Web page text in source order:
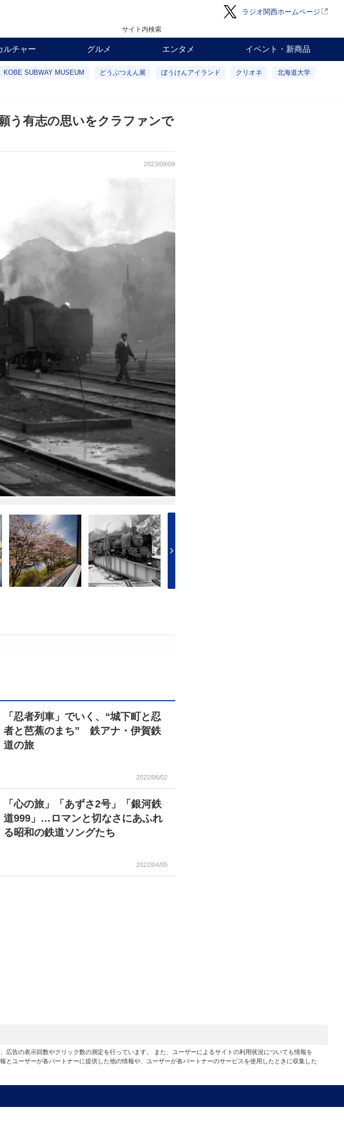
ラジオ関西ホームページ
サイト内検索
ルチャー グルメ エンタメ イベント・新商品
KOBE SUBWAY MUSEUM どうぶつえん展 ぼうけんアイランド クリオネ 北海道大学
う有志の思いをクラファンで
2023/08/08
「忍者列車」でいく、“城下町と忍
者と芭蕉のまち” 鉄アナ・伊賀鉄
道の旅
2022/06/02
「心の旅」「あずさ2号」「銀河鉄
道999」…ロマンと切なさにあふれ
る昭和の鉄道ソングたち
2022/04/05
告の表示回数やクリック数の測定を行っています。 また、ユーザーによるサイトの利用状況についても情報を
ユーザーが各パートナーに提供した他の情報や、ユーザーが各パートナーのサービスを使用したときに収集した